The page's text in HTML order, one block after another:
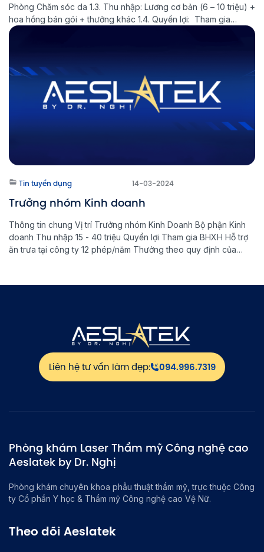
Phòng Chăm sóc da 1.3. Thu nhập: Lương cơ bản (6 – 10 triệu) +
hoa hồng bán gói + thưởng khác 1.4. Quyền lợi: Tham gia
BHXH Hỗ trợ ăn trưa tại công ty Thưởng Lễ, Tết theo quy định
Tin tuyển dụng 14-03-2024
Trưởng nhóm Kinh doanh
Thông tin chung Vị trí Trưởng nhóm Kinh Doanh Bộ phận Kinh
doanh Thu nhập 15 - 40 triệu Quyền lợi Tham gia BHXH Hỗ trợ
ăn trưa tại công ty 12 phép/năm Thưởng theo quy định của
Liên hệ tư vấn làm đẹp: 094.996.7319
Phòng khám Laser Thẩm mỹ Công nghệ cao
Aeslatek by Dr. Nghị
Phòng khám chuyên khoa phẫu thuật thẩm mỹ, trực thuộc Công
ty Cổ phần Y học & Thẩm mỹ Công nghệ cao Vệ Nữ.
Theo dõi Aeslatek